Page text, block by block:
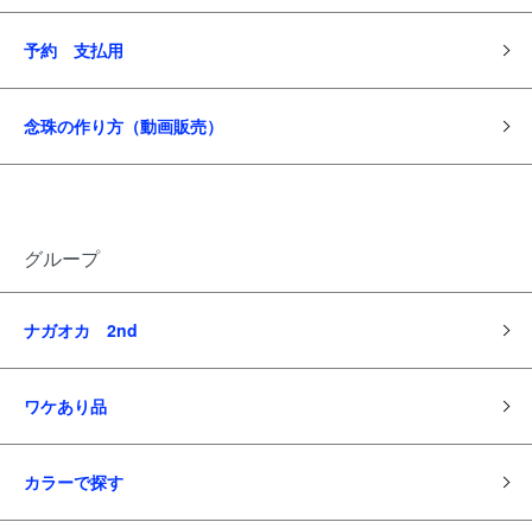
予約 支払用
念珠の作り方（動画販売）
グループ
ナガオカ 2nd
ワケあり品
カラーで探す